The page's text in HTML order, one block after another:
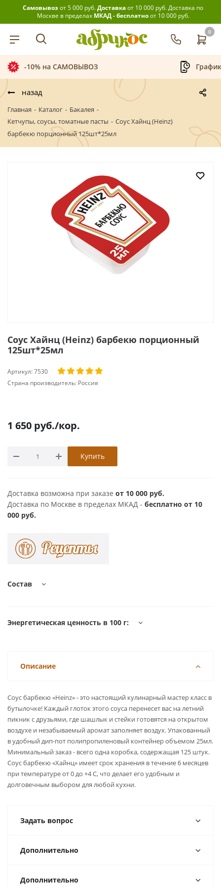
Самовывозот 5 000 руб.Доставкаот 10 000 руб.Доставка по
Москве в пределах МКАД - бесплатноот 10 000 руб.
0
-10% на САМОВЫВОЗ
назад
Главная - Каталог - Бакалея -
Кетчупы, соусы, томатные пасты - Соус Хайнц (Heinz)
барбекю порционный 125шт*25мл
Соус Хайнц (Heinz) барбекю порционный
125шт*25мл
Артикул:7530
Страна производитель: Россия
1 650 руб./кор.
Купить
Доставка возможна при заказе от 10 000 руб.
Доставка по Москве в пределах МКАД - бесплатно от 10
000 руб.
Состав
Энергетическая ценность в 100 г:
Описание
Соус барбекю «Heinz» - это настоящий кулинарный мастер класс в
бутылочке! Каждый глоток этого соуса перенесет вас на летний
пикник с друзьями, где шашлык и стейки готовятся на открытом
воздухе и незабываемый аромат заполняет воздух. Упакованный
в удобный дип-пот полипропиленовый контейнер объемом 25мл.
Минимальный заказ - всего одна коробка, содержащая 125 штук.
Соус барбекю «Хайнц» имеет срок хранения в течение 6 месяцев
при температуре от 0 до +4 С, что делает его удобным и
долговечным выбором для любой кухни.
Задать вопрос
Дополнительно
Дополнительно